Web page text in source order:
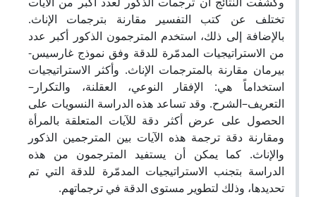
تختلف عن كتب التفسير مقارنة بترجمات الإناث.
بالإضافة إلى ذلك، استخدم المترجمون الذكور أكبر عدد
من الاستراتيجيات المدمّرة للدقة وفق نموذج غارسيس-
بيرمان مقارنة بالمترجمات الإناث. وأكثر الاستراتيجيات
استخداماً هي: الإفقار النوعي، العقلنة، والتكرار–
التعريف–الشرح. وقد تساعد هذه الدراسة النسويات على
الحصول على عرض أكثر دقة للآيات المتعلقة بالمرأة
ومقارنة دقة ترجمة هذه الآيات بين المترجمين الذكور
والإناث. كما يمكن أن يستفيد المترجمون من هذه
الدراسة بتجنب الاستراتيجيات المدمّرة للدقة التي تم
تحديدها، وذلك لتطوير مستوى الدقة في ترجماتهم.